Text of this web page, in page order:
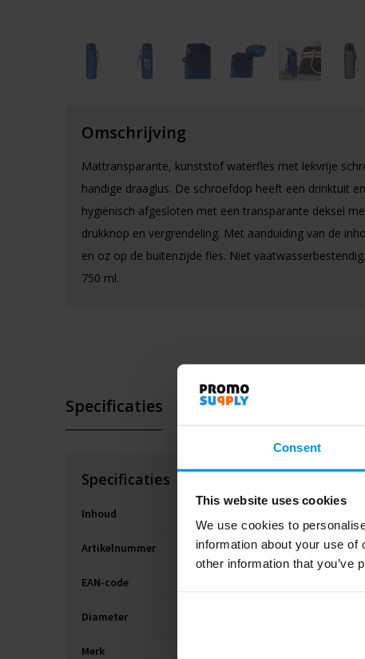
Consent
This website uses cookies
We use cookies to
information about your use
other information that you’ve
Omschrijving
Mattransparante, kunststof waterfles met lekvrije
handige draaglus. De schroefdop heeft een drinktuit
hygiënisch afgesloten met een transparante deksel
drukknop en vergrendeling. Met aanduiding van de
en oz op de buitenzijde fles. Niet
750 ml.
Specificaties
Specificaties
Inhoud
Artikelnummer
EAN-code
Diameter
Merk